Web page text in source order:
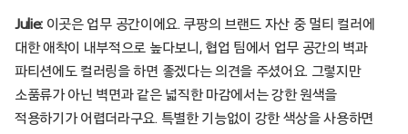
Julie: 이곳은 업무 공간이에요. 쿠팡의 브랜드 자산 중 멀티 컬러에
대한 애착이 내부적으로 높다보니, 협업 팀에서 업무 공간의 벽과
파티션에도 컬러링을 하면 좋겠다는 의견을 주셨어요. 그렇지만
소품류가 아닌 벽면과 같은 넓직한 마감에서는 강한 원색을
적용하기가 어렵더라구요. 특별한 기능없이 강한 색상을 사용하면